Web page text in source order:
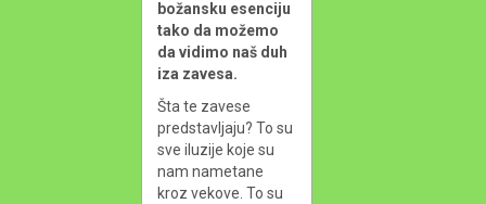
božansku esenciju
tako da možemo
da vidimo naš duh
iza zavesa.
Šta te zavese
predstavljaju? To su
sve iluzije koje su
nam nametane
kroz vekove. To su